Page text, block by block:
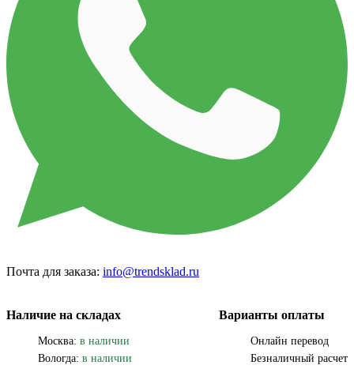
Почта для заказа: info@trendsklad.ru
Наличие на складах
Москва: в наличии
Вологда: в наличии
Варианты оплаты
Онлайн перевод
Безналичный расчет